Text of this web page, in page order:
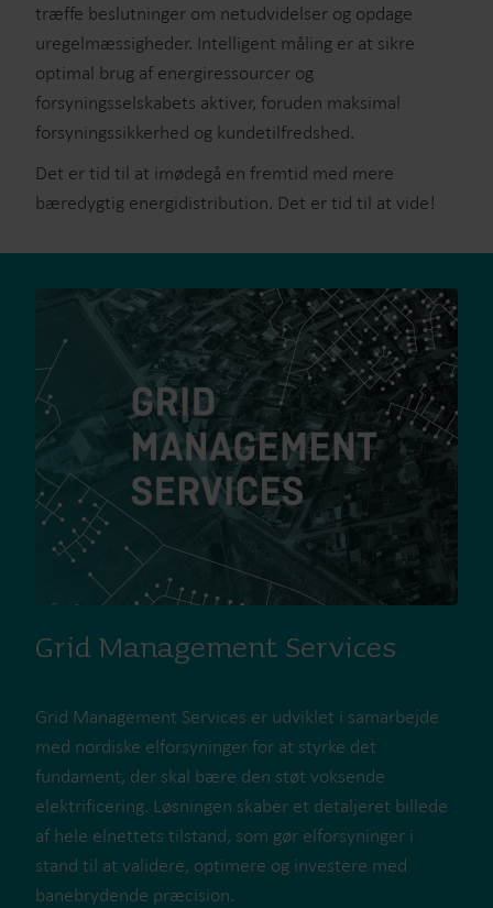
træffe beslutninger om netudvidelser og opdage
uregelmæssigheder. Intelligent måling er at sikre
optimal brug af energiressourcer og
forsyningsselskabets aktiver, foruden maksimal
forsyningssikkerhed og kundetilfredshed.
Det er tid til at imødegå en fremtid med mere
bæredygtig energidistribution. Det er tid til at vide!
Grid Management Services
Grid Management Services er udviklet i samarbejde
med nordiske elforsyninger for at styrke det
fundament, der skal bære den støt voksende
elektrificering. Løsningen skaber et detaljeret billede
af hele elnettets tilstand, som gør elforsyninger i
stand til at validere, optimere og investere med
banebrydende præcision.